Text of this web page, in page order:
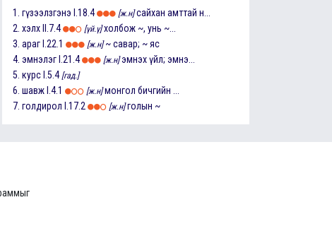
1. гүзээлзгэнэ I.18.4 [ж.н] сайхан амттай н...
2. хэлх II.7.4 [үй.ү] холбож ~, унь ~...
3. араг I.22.1 [ж.н] ~ савар; ~ яс
4. эмнэлэг I.21.4 [ж.н] эмнэх үйл; эмнэ...
5. курс I.5.4 [гад.]
6. шавж I.4.1 [ж.н] монгол бичгийн ...
7. голдирол I.17.2 [ж.н] голын ~